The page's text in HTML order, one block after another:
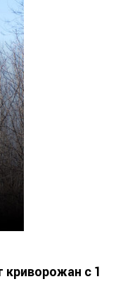
с 1